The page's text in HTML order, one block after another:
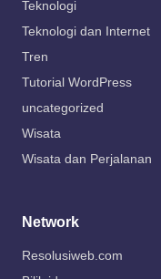
Teknologi
Teknologi dan Internet
Tren
Tutorial WordPress
uncategorized
Wisata
Wisata dan Perjalanan
Network
Resolusiweb.com